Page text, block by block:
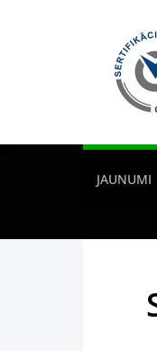
JAUNUMI